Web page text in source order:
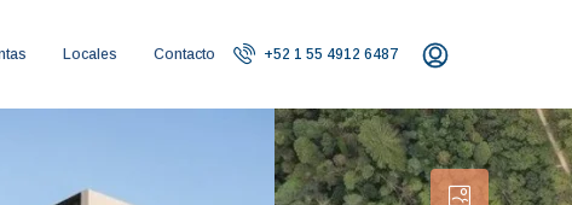
Locales Contacto +52 1 55 4912 6487